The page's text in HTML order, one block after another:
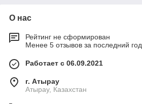
О нас
Рейтинг не сформирован
Менее 5 отзывов за последний год
Работает с 06.09.2021
г. Атырау
Атырау, Казахстан